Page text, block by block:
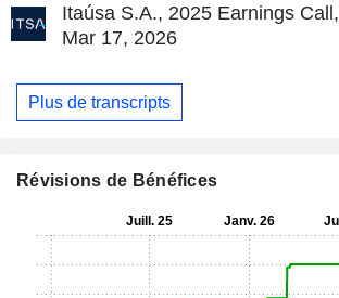
Itaúsa S.A., 2025 Earnings Call,
Mar 17, 2026
Plus de transcripts
Révisions de Bénéfices